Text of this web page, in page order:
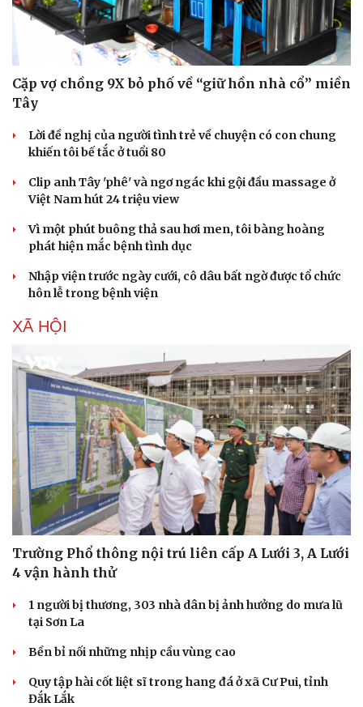
Ăn sạch sống khỏe
Cặp vợ chồng 9X bỏ phố về “giữ hồn nhà cổ” miền
Tây
Lời đề nghị của người tình trẻ về chuyện có con chung
khiến tôi bế tắc ở tuổi 80
Clip anh Tây 'phê' và ngơ ngác khi gội đầu massage ở
Việt Nam hút 24 triệu view
Vì một phút buông thả sau hơi men, tôi bàng hoàng
phát hiện mắc bệnh tình dục
Nhập viện trước ngày cưới, cô dâu bất ngờ được tổ chức
hôn lễ trong bệnh viện
XÃ HỘI
Trường Phổ thông nội trú liên cấp A Lưới 3, A Lưới
4 vận hành thử
1 người bị thương, 303 nhà dân bị ảnh hưởng do mưa lũ
tại Sơn La
Bền bỉ nối những nhịp cầu vùng cao
Quy tập hài cốt liệt sĩ trong hang đá ở xã Cư Pui, tỉnh
Đắk Lắk